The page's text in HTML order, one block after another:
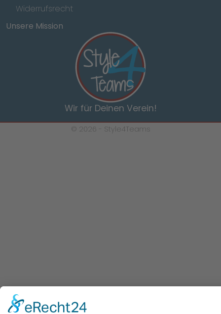
Widerrufsrecht
Unsere Mission
Wir für Deinen Verein!
© 2026 - Style4Teams